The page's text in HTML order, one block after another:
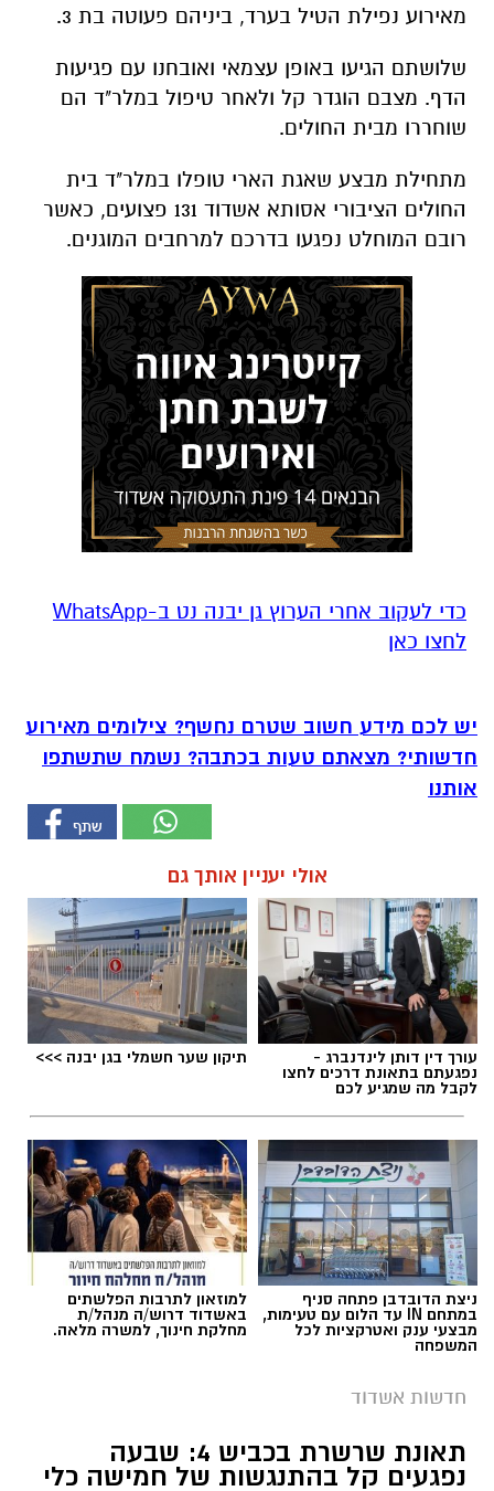
מאירוע נפילת הטיל בערד, ביניהם פעוטה בת 3.
שלושתם הגיעו באופן עצמאי ואובחנו עם פגיעות
הדף. מצבם הוגדר קל ולאחר טיפול במלר"ד הם
שוחררו מבית החולים.
מתחילת מבצע שאגת הארי טופלו במלר"ד בית
החולים הציבורי אסותא אשדוד 131 פצועים, כאשר
רובם המוחלט נפגעו בדרכם למרחבים המוגנים.
‏כדי לעקוב אחרי הערוץ גן יבנה נט ב-WhatsApp
לחצו כאן
יש לכם מידע חשוב שטרם נחשף? צילומים מאירוע
חדשותי? מצאתם טעות בכתבה? נשמח שתשתפו
אותנו
אולי יעניין אותך גם
עורך דין דותן לינדנברג -
נפגעתם בתאונת דרכים לחצו
לקבל מה שמגיע לכם
תיקון שער חשמלי בגן יבנה >>>
ניצת הדובדבן פתחה סניף
במתחם IN עד הלום עם טעימות,
מבצעי ענק ואטרקציות לכל
המשפחה
למוזאון לתרבות הפלשתים
באשדוד דרוש/ה מנהל/ת
מחלקת חינוך, למשרה מלאה.
חדשות אשדוד
תאונת שרשרת בכביש 4: שבעה
נפגעים קל בהתנגשות של חמישה כלי